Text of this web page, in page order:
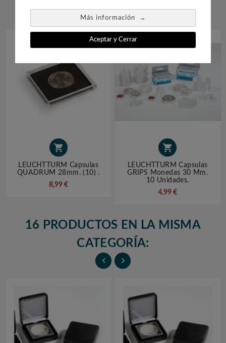
Más información →
Aceptar y Cerrar
 

LEUCHTTURM Capsulas
QUADRUM 28mm. (10) .
8,99 €

LEUCHTTURM Capsulas
GRIPS Monedas 30 Mm.
10 Unidades.
4,99 €
16 PRODUCTOS EN LA MISMA
CATEGORÍA:
 